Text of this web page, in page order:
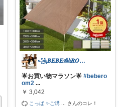
꧁𝑩𝑬𝑩𝑬𓊝𝑹𝑶𝑶𝑴꧂
🌟お買い物マラソン🌟 #bebero
om2 ...
￥ 3,042
こっぱ ✨ご購 さんのコレ！